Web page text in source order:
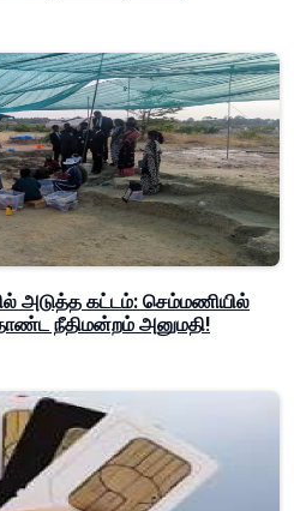
அடுத்த கட்டம்: செம்மணியில்
நீதிமன்றம் அனுமதி!